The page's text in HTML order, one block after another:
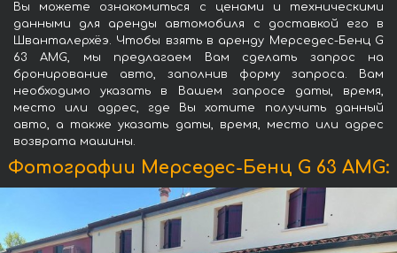
Вы можете ознакомиться с ценами и техническими
данными для аренды автомобиля с доставкой его в
Шванталерхёэ. Чтобы взять в аренду Мерседес-Бенц G
63 AMG, мы предлагаем Вам сделать запрос на
бронирование авто, заполнив форму запроса. Вам
необходимо указать в Вашем запросе даты, время,
место или адрес, где Вы хотите получить данный
авто, а также указать даты, время, место или адрес
возврата машины.
Фотографии Мерседес-Бенц G 63 AMG: